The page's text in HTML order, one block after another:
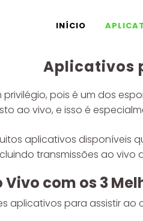
INÍCIO
Aplicativos
privilégio, pois é um dos
ao vivo, e isso é
aplicativos disponíveis
transmissões ao vivo
com os 3
aplicativos para assistir ao